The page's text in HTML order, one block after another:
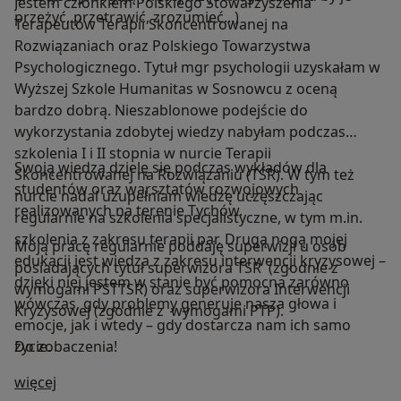
przeżyć, przetrawić, zrozumieć...)
Terapeutów Terapii Skoncentrowanej na
Rozwiązaniach oraz Polskiego Towarzystwa
Psychologicznego. Tytuł mgr psychologii uzyskałam w
Wyższej Szkole Humanitas w Sosnowcu z oceną
bardzo dobrą. Nieszablonowe podejście do
wykorzystania zdobytej wiedzy nabyłam podczas
szkolenia I i II stopnia w nurcie Terapii
Skoncentrowanej na Rozwiązaniu (TSR). W tym też
nurcie nadal uzupełniam wiedzę uczęszczając
regularnie na szkolenia specjalistyczne, w tym m.in.
szkolenia z zakresu terapii par. Drugą nogą mojej
edukacji jest wiedza z zakresu interwencji kryzysowej –
dzięki niej jestem w stanie być pomocna zarówno
wówczas, gdy problemy generuje nasza głowa i
emocje, jak i wtedy – gdy dostarcza nam ich samo
życie.
Swoją wiedzą dzielę się podczas wykładów dla
studentów oraz warsztatów rozwojowych
realizowanych na terenie Tychów.
Moją pracę regularnie poddaję superwizji u osób
posiadających tytuł superwizora TSR (zgodnie z
wymogami PSTTSR) oraz superwizora Interwencji
Kryzysowej (zgodnie z wymogami PTP).
Do zobaczenia!
więcej